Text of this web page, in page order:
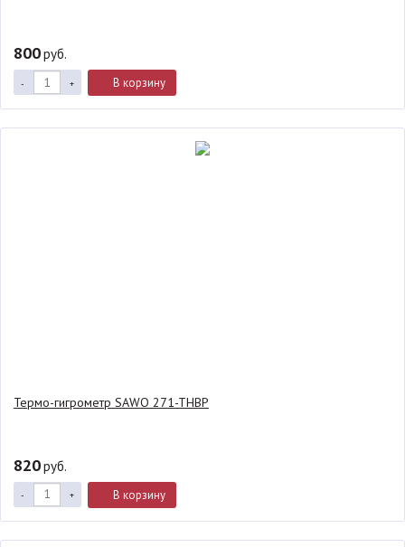
800руб.
- + В корзину
Термо-гигрометр SAWO 271-THBP
820руб.
- + В корзину